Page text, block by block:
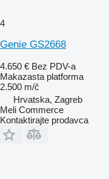
4
Genie GS2668
4.650 € Bez PDV-a
Makazasta platforma
2.500 m/č
Hrvatska, Zagreb
Meli Commerce
Kontaktirajte prodavca